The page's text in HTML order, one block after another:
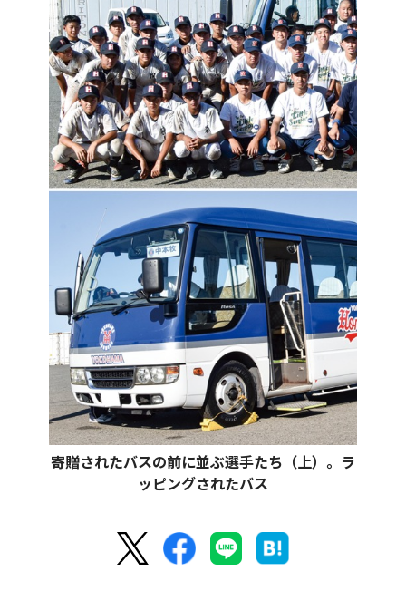
寄贈されたバスの前に並ぶ選手たち（上）。ラ
ッピングされたバス